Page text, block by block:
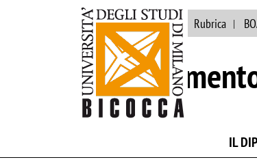
Ateneo Biblioteca Rubrica
IL